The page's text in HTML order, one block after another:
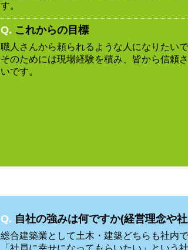
す。
Q. これからの目標
職人さんから頼られるような人になりたい
そのためには現場経験を積み、皆から信頼
いです。
Q. 自社の強みは何ですか(経営理念や
総合建築業として土木・建築どちらも社内